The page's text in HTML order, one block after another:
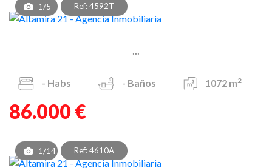
1/5 Ref: 4592T
...
- Habs - Baños 1072 m2
86.000 €
1/14 Ref: 4610A